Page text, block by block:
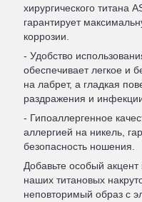
хирургического титана
гарантирует
коррозии.
- Удобство
обеспечивает легкое и
на лабрет, а гладкая
раздражения и
- Гипоаллергенное
аллергией на никель,
безопасность ношения.
Добавьте особый
наших титановых
неповторимый образ с